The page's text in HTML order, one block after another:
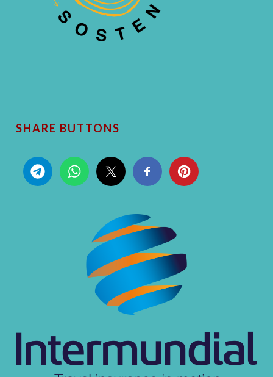
SHARE BUTTONS